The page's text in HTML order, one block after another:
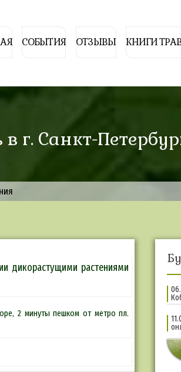
СОБЫТИЯ ОТЗЫВЫ КНИГИ
г. Санкт-
дикорастущими растениями
2 минуты пешком от метро пл.
06.04-
11.03-